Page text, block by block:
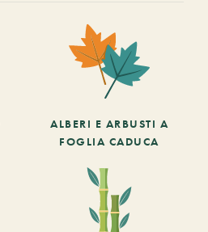
ALBERI E ARBUSTI A
FOGLIA CADUCA